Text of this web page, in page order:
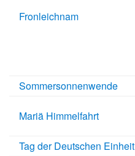
Fronleichnam
Sommersonnenwende
Mariä Himmelfahrt
Tag der Deutschen Einheit